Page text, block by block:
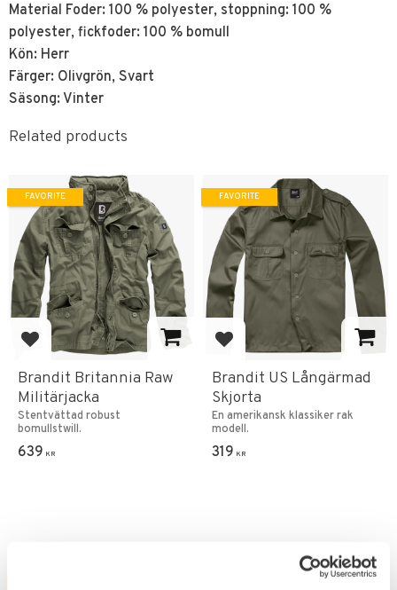
Material Foder: 100 % polyester, stoppning: 100 %
polyester, fickfoder: 100 % bomull
Kön: Herr
Färger: Olivgrön, Svart
Säsong: Vinter
Related products
Add to favorites
Brandit Britannia Raw
Militärjacka
Stentvättad robust
bomullstwill.
639 KR
FAVORITE
Add to favorites
Brandit US Långärmad
Skjorta
En amerikansk klassiker rak
modell.
319 KR
FAVORITE